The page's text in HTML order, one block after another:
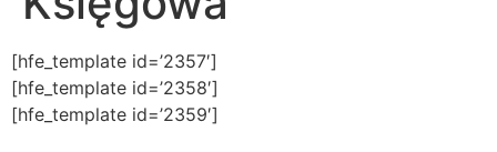
[hfe_template id=’2357′]
[hfe_template id=’2358′]
[hfe_template id=’2359′]